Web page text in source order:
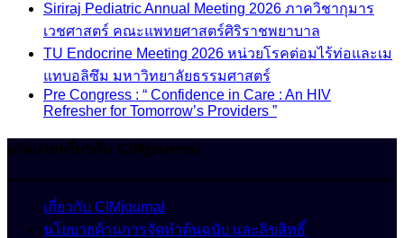
Siriraj Pediatric Annual Meeting 2026 ภาควิชากุมาร
เวชศาสตร์ คณะแพทยศาสตร์ศิริราชพยาบาล
TU Endocrine Meeting 2026 หน่วยโรคต่อมไร้ท่อและเม
แทบอลิซึม มหาวิทยาลัยธรรมศาสตร์
Pre Congress : “ Confidence in Care : An HIV
Refresher for Tomorrow’s Providers ”
นโยบายเกี่ยวกับ CIMjournal
เกี่ยวกับ CIMjournal
นโยบายด้านการจัดทำต้นฉบับ และลิขสิทธิ์